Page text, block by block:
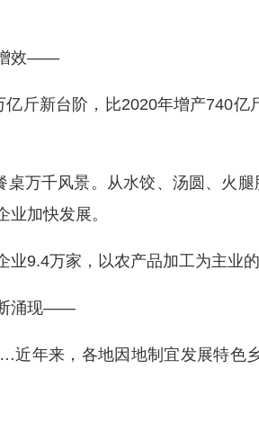
效——
新台阶，比2020年增产740亿
千风景。从水饺、汤圆、火腿
加快发展。
万家，以农产品加工为主业的
涌现——
来，各地因地制宜发展特色乡